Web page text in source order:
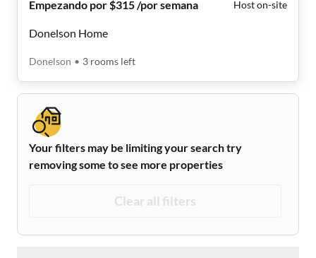
Empezando por $315 /por semana Host on-site
Donelson Home
Donelson • 3 rooms left
Your filters may be limiting your search try
removing some to see more properties
Clear all filters